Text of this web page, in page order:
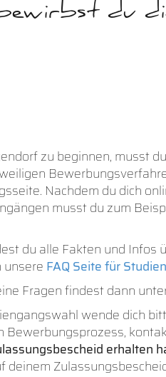
du
zu beginnen, musst
Nachdem du dich
musst du zum
du alle Fakten und Infos
unsere FAQ Seite für
Fragen findest dann
wende dich
Bewerbungsprozess,
erhalten